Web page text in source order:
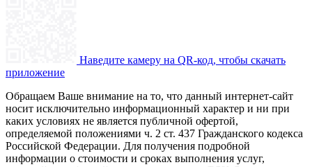
Наведите камеру на QR-код, чтобы скачать
приложение
Обращаем Ваше внимание на то, что данный интернет-сайт
носит исключительно информационный характер и ни при
каких условиях не является публичной офертой,
определяемой положениями ч. 2 ст. 437 Гражданского кодекса
Российской Федерации. Для получения подробной
информации о стоимости и сроках выполнения услуг,